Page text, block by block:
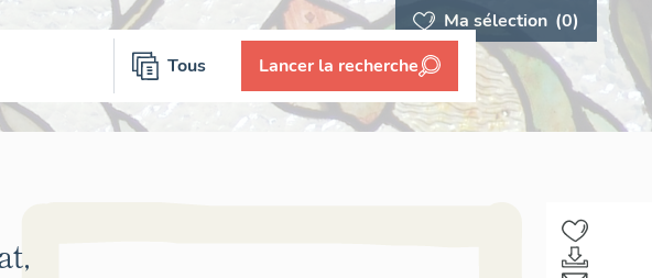
Ma sélection (0)
Tous Lancer la recherche